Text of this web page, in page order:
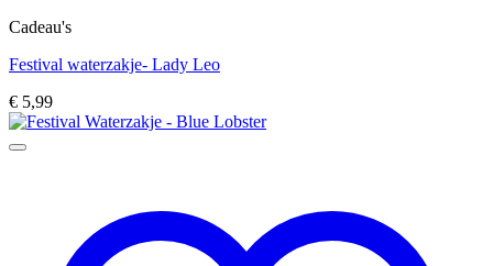
Cadeau's
Festival waterzakje- Lady Leo
€ 5,99